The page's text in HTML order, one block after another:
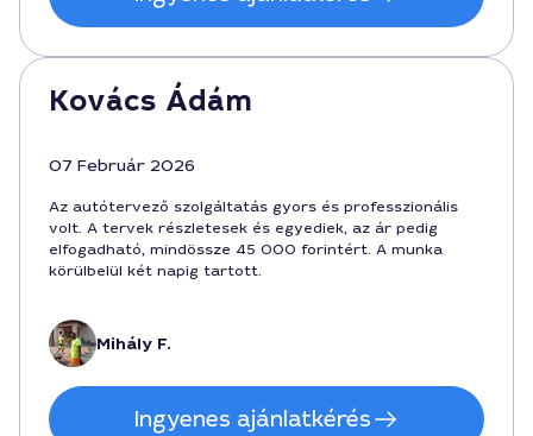
Kovács Ádám
07 Február 2026
Az autótervező szolgáltatás gyors és professzionális
volt. A tervek részletesek és egyediek, az ár pedig
elfogadható, mindössze 45 000 forintért. A munka
körülbelül két napig tartott.
Mihály F.
Ingyenes ajánlatkérés